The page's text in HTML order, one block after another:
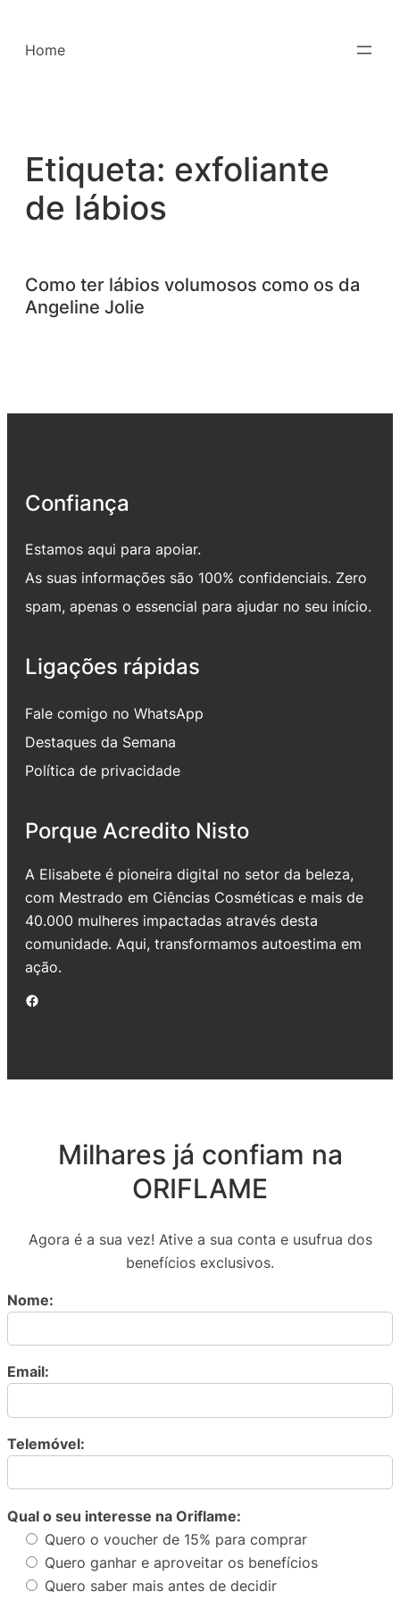
para
Home
Etiqueta: exfoliante
de lábios
Como ter lábios volumosos como os da
Angeline Jolie
Confiança
Estamos aqui para apoiar.
As suas informações são 100% confidenciais. Zero
spam, apenas o essencial para ajudar no seu início.
Ligações rápidas
Fale comigo no WhatsApp
Destaques da Semana
Política de privacidade
Porque Acredito Nisto
A Elisabete é pioneira digital no setor da beleza,
com Mestrado em Ciências Cosméticas e mais de
40.000 mulheres impactadas através desta
comunidade. Aqui, transformamos autoestima em
ação.
Facebook
Milhares já confiam na
ORIFLAME
Agora é a sua vez! Ative a sua conta e usufrua dos
benefícios exclusivos.
Nome:
Email:
Telemóvel:
Qual o seu interesse na Oriflame:
Quero o voucher de 15% para comprar
Quero ganhar e aproveitar os benefícios
Quero saber mais antes de decidir